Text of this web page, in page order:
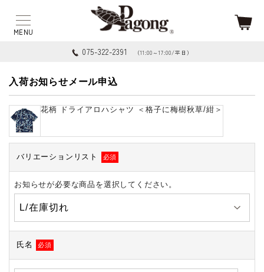
075-322-2391 （11:00～17:00/平日）
入荷お知らせメール申込
花柄 ドライアロハシャツ ＜格子に梅樹秋草/紺＞
バリエーションリスト 必須
お知らせが必要な商品を選択してください。
氏名 必須